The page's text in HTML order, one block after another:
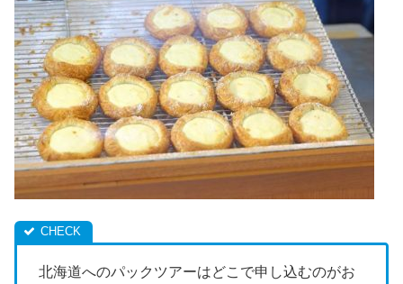
北海道へのパックツアーはどこで申し込むのがお